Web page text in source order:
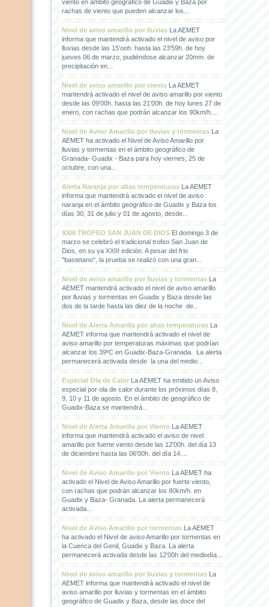
viento en ámbito geográfico de Guadix y Baza por
rachas de viento que pueden alcanzar los...
Nivel de aviso amarillo por lluviasLa AEMET
informa que mantendrá activado el nivel de aviso por
lluvias desde las 15'ooh. hasta las 23'59h. de hoy
jueves 06 de marzo, pudiéndose alcanzar 20mm. de
precipitación en...
Nivel de aviso amarillo por vientoLa AEMET
mantendrá activado el nivel de aviso amarillo por viento
desde las 09'00h. hasta las 21'00h. de hoy lunes 27 de
enero, con rachas que podrán alcanzar los 90km/h....
Nivel de Aviso Amarillo por lluvias y tormentasLa
AEMET ha activado el Nivel de Aviso Amarillo por
lluvias y tormentas en el ámbito geográfico de
Granada- Guadix - Baza para hoy viernes, 25 de
octubre, con una...
Alerta Naranja por altas temperaturasLa AEMET
informa que mantendrá activado el nivel de aviso
naranja en el ámbito geográfico de Guadix y Baza los
días 30, 31 de julio y 01 de agosto, desde...
XXIII TROFEO SAN JUAN DE DIOSEl domingo 3 de
marzo se celebró el tradicional trofeo San Juan de
Dios, en su ya XXIII edición. A pesar del frio
"bastetano", la prueba se realizó con una gran...
Nivel de aviso amarillo por lluvias y tormentasLa
AEMET mantendrá activado el nivel de aviso amarillo
por lluvias y tormentas en Guadix y Baza desde las
dos de la tarde hasta las diez de la noche de...
Nivel de Alerta Amarilla por altas temperaturasLa
AEMET informa que mantendrá activado el nivel de
aviso amarillo por temperaturas máximas que podrían
alcanzar los 39ºC en Guadix-Baza-Granada. La alerta
permanecerá activada desde la una del medio...
Especial Ola de CalorLa AEMET ha emitido un Aviso
especial por ola de calor durante los próximos días 8,
9, 10 y 11 de agosto. En el ámbito de geográfico de
Guadix-Baza se mantendrá...
Nivel de Alerta Amarilla por VientoLa AEMET
informa que mantendrá activado el aviso de nivel
amarillo por fuerte viento desde las 12'00h. del día 13
de diciembre hasta las 06'00h. del día 14....
Nivel de Aviso Amarillo por VientoLa AEMET ha
activado el Nivel de Aviso Amarillo por fuerte viento,
con rachas que podrán alcanzar los 80km/h. en
Guadix y Baza- Granada. La alerta permanecerá
activada...
Nivel de Aviso Amarillo por tormentasLa AEMET
ha activado el Nivel de aviso Amarillo por tormentas en
la Cuenca del Genil, Guadix y Baza. La alerta
permanecerá activada desde las 12'00h del mediodía...
Nivel de aviso amarillo por lluvias y tormentasLa
AEMET informa que mantendrá activado el nivel de
aviso amarillo por lluvias y tormentas en el ámbito
geográfico de Guadix y Baza, desde las doce del